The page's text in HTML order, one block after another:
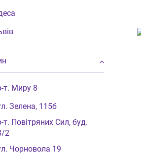
т. Миру 8
Зелена, 115б
т. Повітряних Сил, буд.
2
Чорновола 19